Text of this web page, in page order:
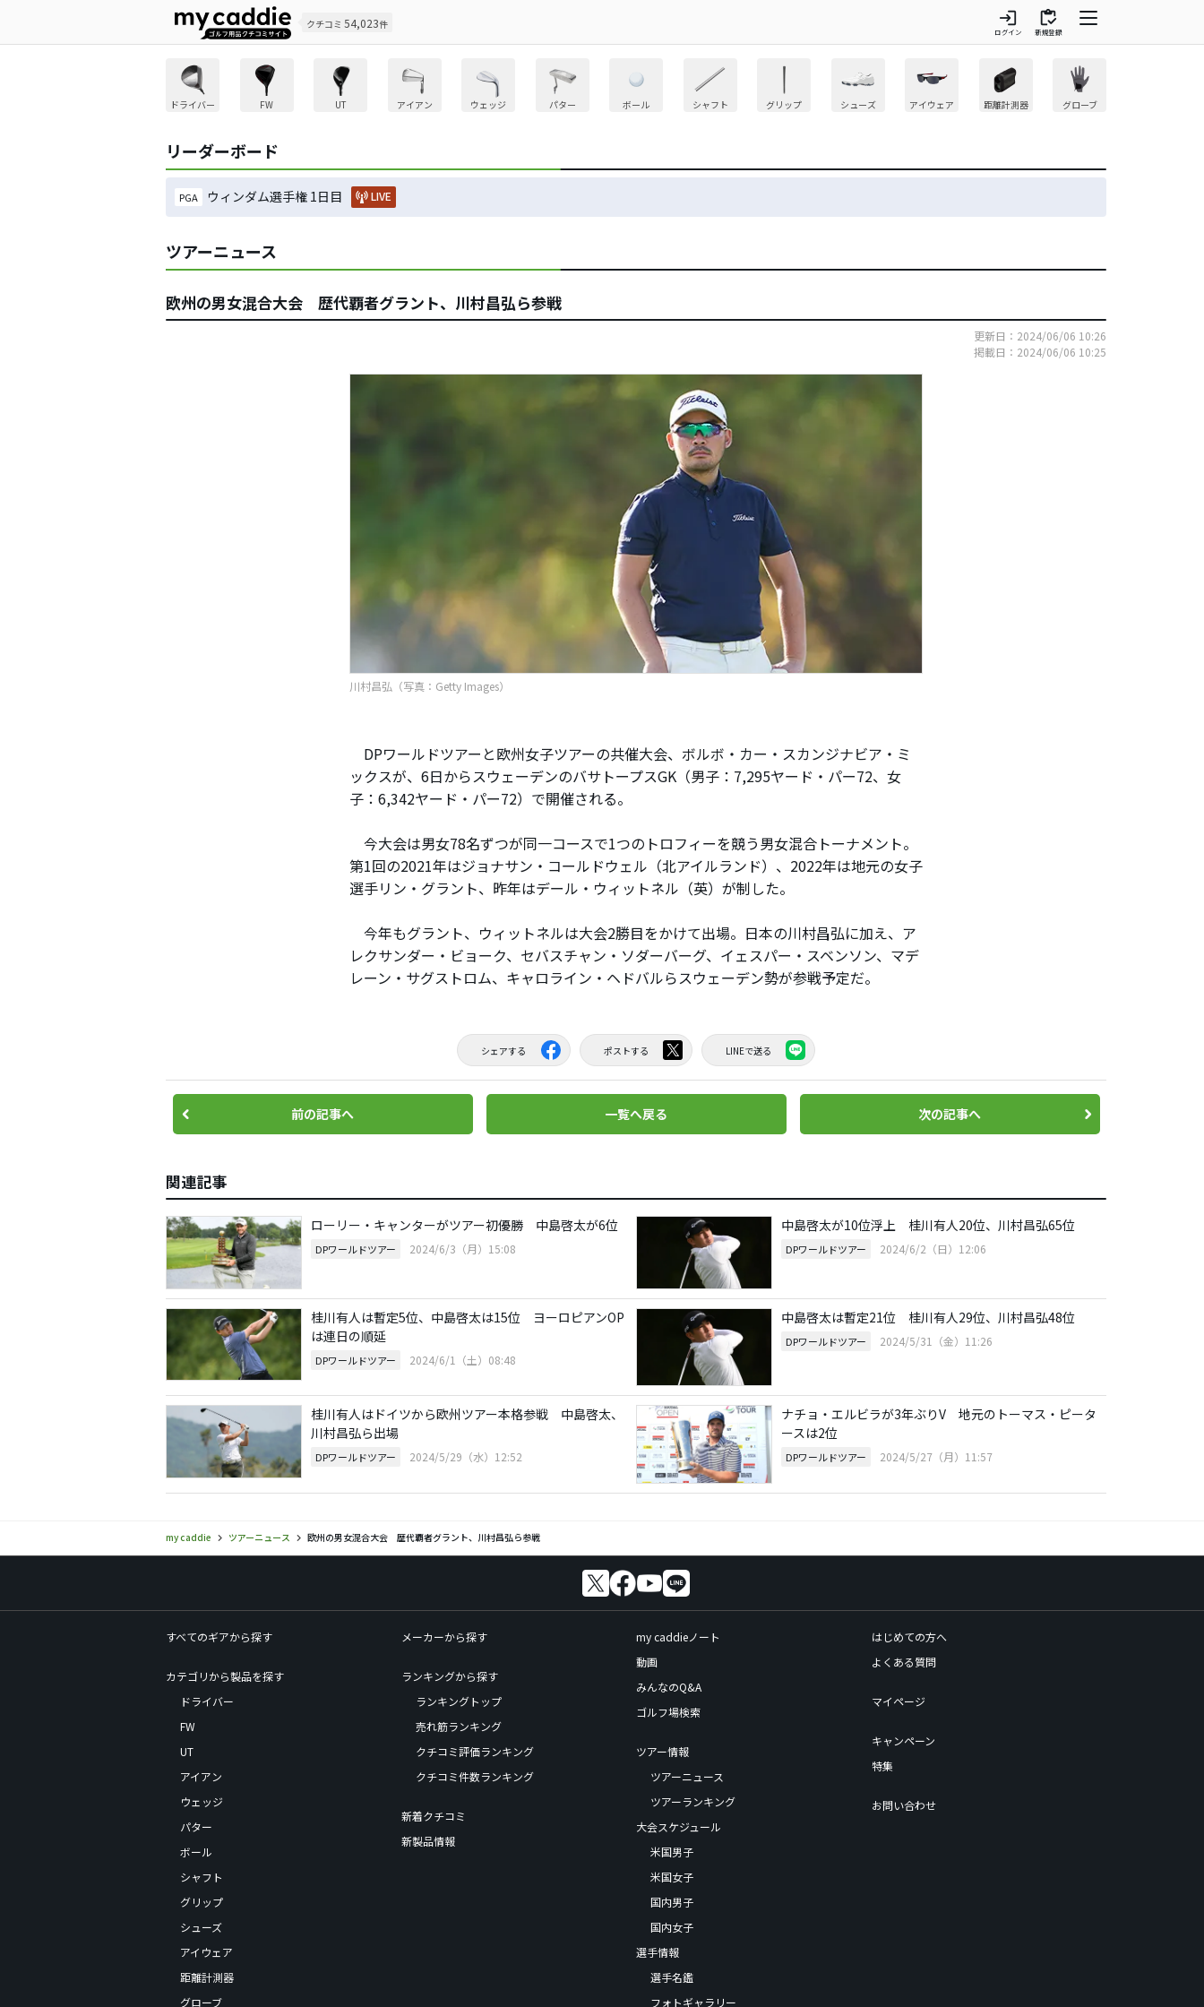
クチコミ 54,023件 login
ログイン
inventory
新規登録
ドライバー FW UT アイアン ウェッジ パター ボール シャフト グリップ シューズ アイウェア 距離計測器 グローブ
リーダーボード
PGA ウィンダム選手権 1日目 LIVE
ツアーニュース
欧州の男女混合大会 歴代覇者グラント、川村昌弘ら参戦
更新日：2024/06/06 10:26
掲載日：2024/06/06 10:25
川村昌弘（写真：Getty Images）
DPワールドツアーと欧州女子ツアーの共催大会、ボルボ・カー・スカンジナビア・ミ
ックスが、6日からスウェーデンのバサトープスGK（男子：7,295ヤード・パー72、女
子：6,342ヤード・パー72）で開催される。
今大会は男女78名ずつが同一コースで1つのトロフィーを競う男女混合トーナメント。
第1回の2021年はジョナサン・コールドウェル（北アイルランド）、2022年は地元の女子
選手リン・グラント、昨年はデール・ウィットネル（英）が制した。
今年もグラント、ウィットネルは大会2勝目をかけて出場。日本の川村昌弘に加え、ア
レクサンダー・ビョーク、セバスチャン・ソダーバーグ、イェスパー・スベンソン、マデ
レーン・サグストロム、キャロライン・ヘドバルらスウェーデン勢が参戦予定だ。
シェアする ポストする LINEで送る
前の記事へ 一覧へ戻る 次の記事へ
関連記事
ローリー・キャンターがツアー初優勝 中島啓太が6位
DPワールドツアー 2024/6/3（月）15:08
中島啓太が10位浮上 桂川有人20位、川村昌弘65位
DPワールドツアー 2024/6/2（日）12:06
桂川有人は暫定5位、中島啓太は15位 ヨーロピアンOP
は連日の順延
DPワールドツアー 2024/6/1（土）08:48
中島啓太は暫定21位 桂川有人29位、川村昌弘48位
DPワールドツアー 2024/5/31（金）11:26
桂川有人はドイツから欧州ツアー本格参戦 中島啓太、
川村昌弘ら出場
DPワールドツアー 2024/5/29（水）12:52
ナチョ・エルビラが3年ぶりV 地元のトーマス・ピータ
ースは2位
DPワールドツアー 2024/5/27（月）11:57
my caddie ツアーニュース 欧州の男女混合大会 歴代覇者グラント、川村昌弘ら参戦
すべてのギアから探す
カテゴリから製品を探す
ドライバー
FW
UT
アイアン
ウェッジ
パター
ボール
シャフト
グリップ
シューズ
アイウェア
距離計測器
グローブ
メーカーから探す
ランキングから探す
ランキングトップ
売れ筋ランキング
クチコミ評価ランキング
クチコミ件数ランキング
新着クチコミ
新製品情報
my caddieノート
動画
みんなのQ&A
ゴルフ場検索
ツアー情報
ツアーニュース
ツアーランキング
大会スケジュール
米国男子
米国女子
国内男子
国内女子
選手情報
選手名鑑
フォトギャラリー
はじめての方へ
よくある質問
マイページ
キャンペーン
特集
お問い合わせ